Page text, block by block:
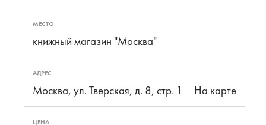
МЕСТО
книжный магазин "Москва"
АДРЕС
Москва, ул. Тверская, д. 8, стр. 1 На карте
ЦЕНА